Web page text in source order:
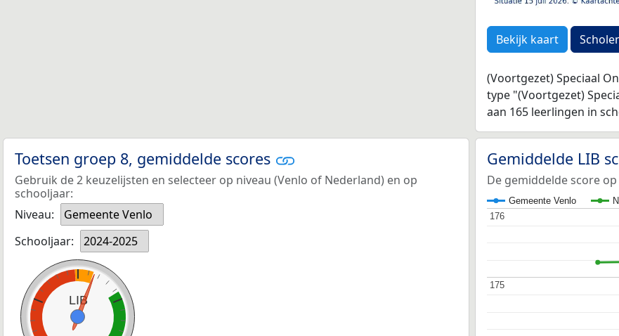
Bekijk kaart
(Voortgezet) Speciaal
type "(Voortgezet)
aan 165 leerlingen in
Toetsen groep 8, gemiddelde scores
Gebruik de 2 keuzelijsten en selecteer op niveau (Venlo of Nederland) en op
schooljaar:
Niveau:
Gemeente Venlo
Schooljaar:
2024-2025
LIB
Gemiddelde LIB
De gemiddelde score
Gemeente Venlo
175
175
176
176